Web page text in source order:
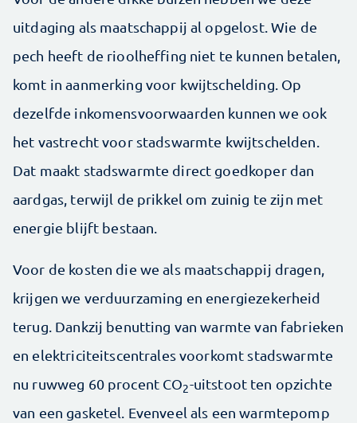
uitdaging als maatschappij al opgelost. Wie de
pech heeft de rioolheffing niet te kunnen betalen,
komt in aanmerking voor kwijtschelding. Op
dezelfde inkomensvoorwaarden kunnen we ook
het vastrecht voor stadswarmte kwijtschelden.
Dat maakt stadswarmte direct goedkoper dan
aardgas, terwijl de prikkel om zuinig te zijn met
energie blijft bestaan.
Voor de kosten die we als maatschappij dragen,
krijgen we verduurzaming en energiezekerheid
terug. Dankzij benutting van warmte van fabrieken
en elektriciteitscentrales voorkomt stadswarmte
nu ruwweg 60 procent CO2-uitstoot ten opzichte
van een gasketel. Evenveel als een warmtepomp